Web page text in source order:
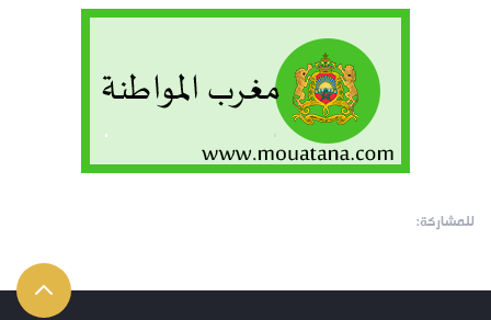
للمشاركة: